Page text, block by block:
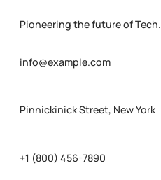
Pioneering the future of Tech.
info@example.com
Pinnickinick Street, New York
+1 (800) 456-7890